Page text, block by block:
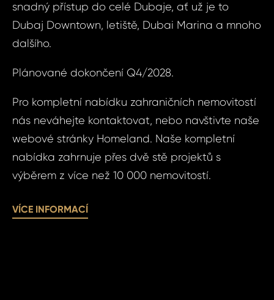
snadný přístup do celé Dubaje, ať už je to
Dubaj Downtown, letiště, Dubai Marina a mnoho
dalšího.
Plánované dokončení Q4/2028.
Pro kompletní nabídku zahraničních nemovitostí
nás neváhejte kontaktovat, nebo navštivte naše
webové stránky Homeland. Naše kompletní
nabídka zahrnuje přes dvě stě projektů s
výběrem z více než 10 000 nemovitostí.
VÍCE INFORMACÍ
Čas